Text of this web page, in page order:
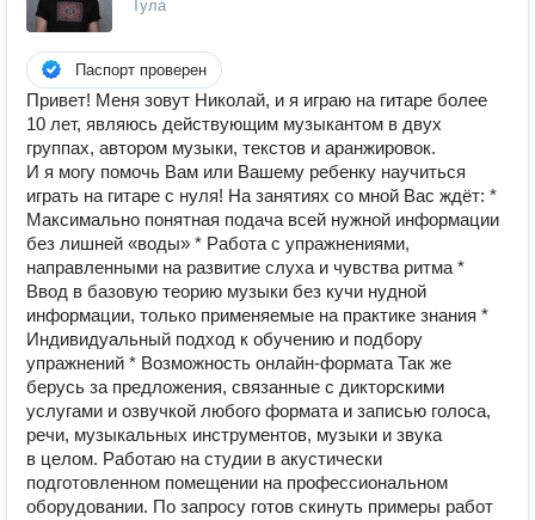
Тула
Паспорт проверен
Привет! Меня зовут Николай, и я играю на гитаре более
10 лет, являюсь действующим музыкантом в двух
группах, автором музыки, текстов и аранжировок.
И я могу помочь Вам или Вашему ребенку научиться
играть на гитаре с нуля! На занятиях со мной Вас ждёт: *
Максимально понятная подача всей нужной информации
без лишней «воды» * Работа с упражнениями,
направленными на развитие слуха и чувства ритма *
Ввод в базовую теорию музыки без кучи нудной
информации, только применяемые на практике знания *
Индивидуальный подход к обучению и подбору
упражнений * Возможность онлайн-формата Так же
берусь за предложения, связанные с дикторскими
услугами и озвучкой любого формата и записью голоса,
речи, музыкальных инструментов, музыки и звука
в целом. Работаю на студии в акустически
подготовленном помещении на профессиональном
оборудовании. По запросу готов скинуть примеры работ